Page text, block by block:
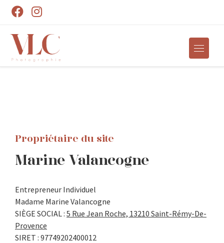
Skip to content
Menu
Propriétaire du site
Marine Valancogne
Entrepreneur Individuel
Madame Marine Valancogne
SIÈGE SOCIAL : 5 Rue Jean Roche, 13210 Saint-Rémy-De-
Provence
SIRET : 97749202400012